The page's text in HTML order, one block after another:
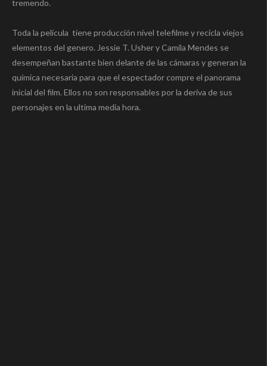
tremendo.
Toda la película tiene producción nivel telefilme y recicla viejos
elementos del genero. Jessie T. Usher y Camila Mendes se
desempeñan bastante bien delante de las cámaras y generan la
química necesaria para que el espectador compre el panorama
inicial del film. Ellos no son responsables por la deriva de sus
personajes en la ultima media hora.